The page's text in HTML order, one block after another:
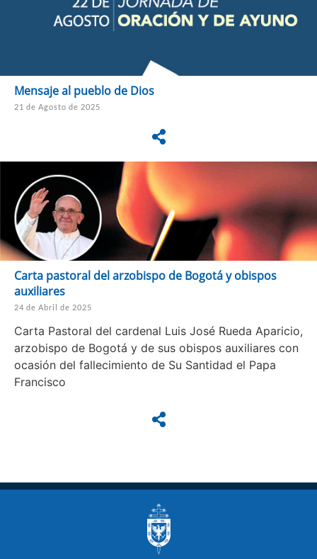
Mensaje al pueblo de Dios
21 de Agosto de 2025
Carta pastoral del arzobispo de Bogotá y obispos
auxiliares
24 de Abril de 2025
Carta Pastoral del cardenal Luis José Rueda Aparicio,
arzobispo de Bogotá y de sus obispos auxiliares con
ocasión del fallecimiento de Su Santidad el Papa
Francisco